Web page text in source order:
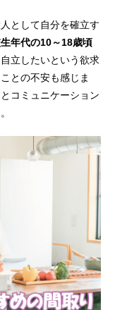
として自分を確立す
年代の10～18歳頃
立したいという欲求
との不安も感じま
コミュニケーション